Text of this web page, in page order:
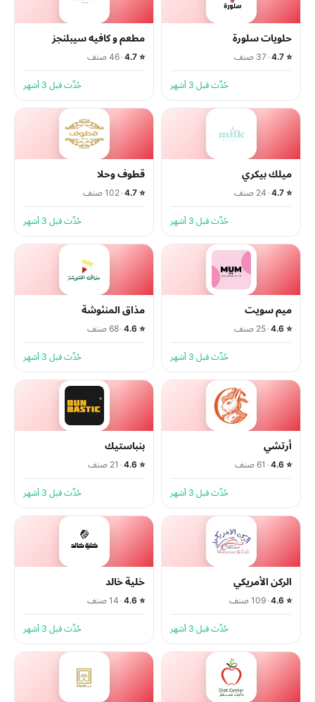
حلويات سلورة
⭐ 4.7 37 صنف
حُدِّث قبل 3 أشهر
مطعم و كافيه سيبلنجز
⭐ 4.7 46 صنف
حُدِّث قبل 3 أشهر
ميلك بيكري
⭐ 4.7 24 صنف
حُدِّث قبل 3 أشهر
قطوف وحلا
⭐ 4.7 102 صنف
حُدِّث قبل 3 أشهر
ميم سويت
⭐ 4.6 25 صنف
حُدِّث قبل 3 أشهر
مذاق المنئوشة
⭐ 4.6 68 صنف
حُدِّث قبل 3 أشهر
أرتشي
⭐ 4.6 61 صنف
حُدِّث قبل 3 أشهر
بنباستيك
⭐ 4.6 21 صنف
حُدِّث قبل 3 أشهر
الركن الأمريكي
⭐ 4.6 109 صنف
حُدِّث قبل 3 أشهر
خلية خالد
⭐ 4.6 14 صنف
حُدِّث قبل 3 أشهر